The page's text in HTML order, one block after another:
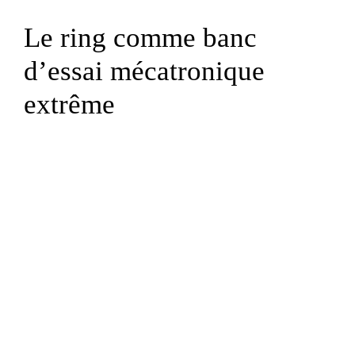
Le ring comme banc
d’essai mécatronique
extrême